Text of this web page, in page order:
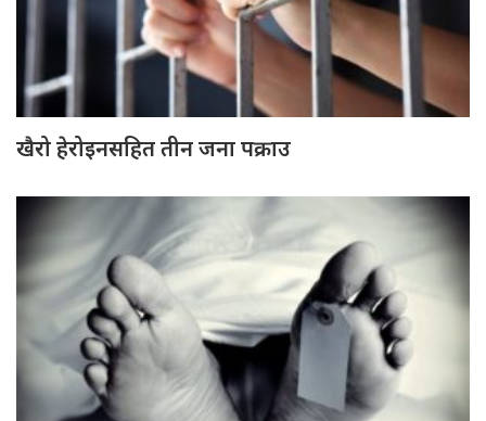
खैरो हेरोइनसहित तीन जना पक्राउ